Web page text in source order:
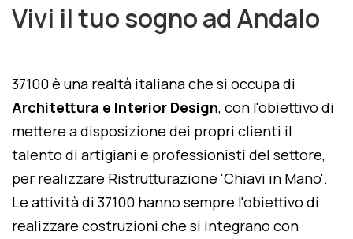
Vivi il tuo sogno ad Andalo
37100 è una realtà italiana che si occupa di
Architettura e Interior Design, con l'obiettivo di
mettere a disposizione dei propri clienti il
talento di artigiani e professionisti del settore,
per realizzare Ristrutturazione 'Chiavi in Mano'.
Le attività di 37100 hanno sempre l'obiettivo di
realizzare costruzioni che si integrano con